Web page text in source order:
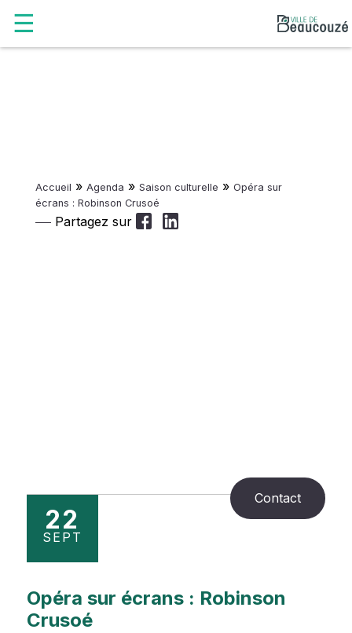
Accueil » Agenda » Saison culturelle » Opéra sur
écrans : Robinson Crusoé
Partagez sur
Contact
22
SEPT
Opéra sur écrans : Robinson
Crusoé